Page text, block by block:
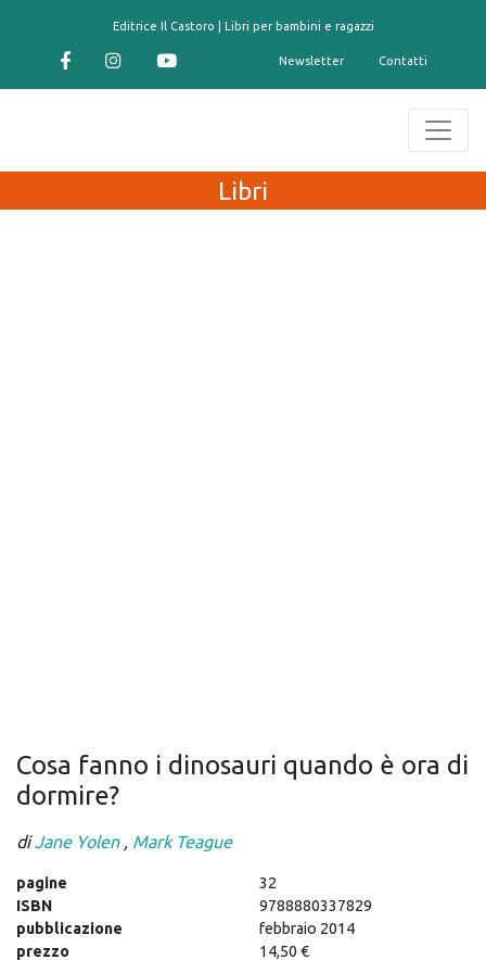
Editrice Il Castoro | Libri per bambini e ragazzi
Newsletter Contatti
Libri
Cosa fanno i dinosauri quando è ora di
dormire?
diJane Yolen , Mark Teague
pagine
32
ISBN
9788880337829
pubblicazione
febbraio 2014
prezzo
14,50 €